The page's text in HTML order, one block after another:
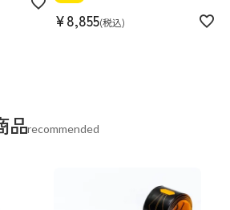
¥8,855 税込
品recommended